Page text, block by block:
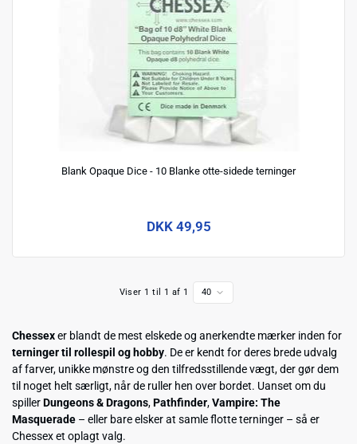
Blank Opaque Dice - 10 Blanke otte-sidede terninger
DKK 49,95
Viser 1 til 1 af 1 40
Chessexer blandt de mest elskede og anerkendte mærker inden for
terninger til rollespil og hobby. De er kendt for deres brede udvalg
af farver, unikke mønstre og den tilfredsstillende vægt, der gør dem
til noget helt særligt, når de ruller hen over bordet. Uanset om du
spillerDungeons & Dragons,Pathfinder,Vampire: The
Masquerade – eller bare elsker at samle flotte terninger – så er
Chessex et oplagt valg.